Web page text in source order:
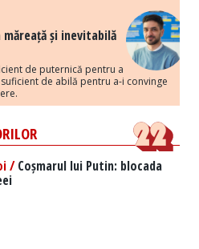
și inevitabilă
de puternică pentru a
de abilă pentru a-i convinge
/Coșmarul lui Putin: blocada